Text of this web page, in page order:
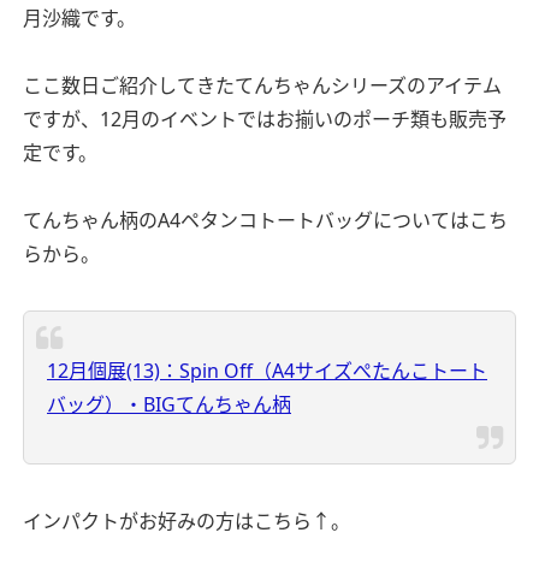
月沙織です。
ここ数日ご紹介してきたてんちゃんシリーズのアイテム
ですが、12月のイベントではお揃いのポーチ類も販売予
定です。
てんちゃん柄のA4ペタンコトートバッグについてはこち
らから。
12月個展(13)：Spin Off（A4サイズぺたんこトート
バッグ）・BIGてんちゃん柄
インパクトがお好みの方はこちら↑。